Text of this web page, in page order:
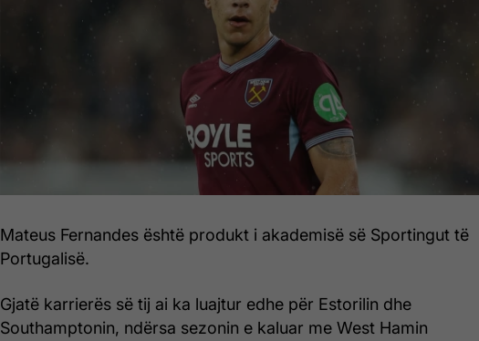
Mateus Fernandes është produkt i akademisë së Sportingut të
Portugalisë.
Gjatë karrierës së tij ai ka luajtur edhe për Estorilin dhe
Southamptonin, ndërsa sezonin e kaluar me West Hamin